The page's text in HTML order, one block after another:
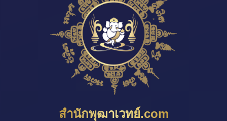
สำนักพุฒาเวทย์.com